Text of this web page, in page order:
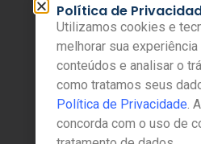
Política de
Utilizamos cookies e
melhorar sua
conteúdos e analisar o
como tratamos seus
Política de Privacidade .
concorda com o uso de